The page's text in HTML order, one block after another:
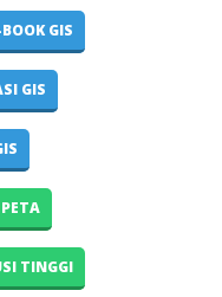
GIS
GIS
TINGGI